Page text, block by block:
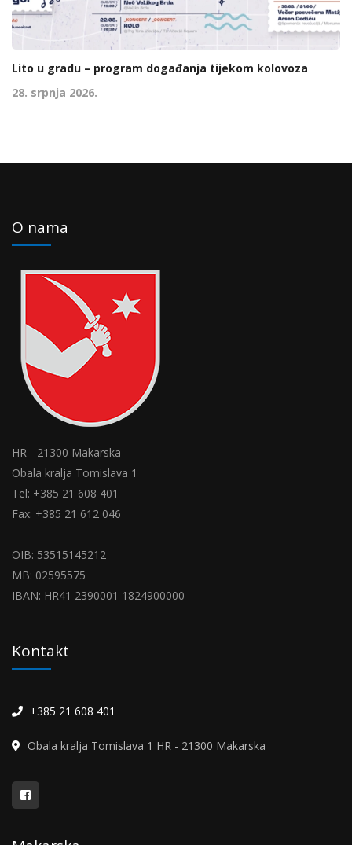
Lito u gradu – program događanja tijekom kolovoza
28. srpnja 2026.
O nama
HR - 21300 Makarska
Obala kralja Tomislava 1
Tel: +385 21 608 401
Fax: +385 21 612 046
OIB: 53515145212
MB: 02595575
IBAN: HR41 2390001 1824900000
Kontakt
+385 21 608 401
Obala kralja Tomislava 1 HR - 21300 Makarska